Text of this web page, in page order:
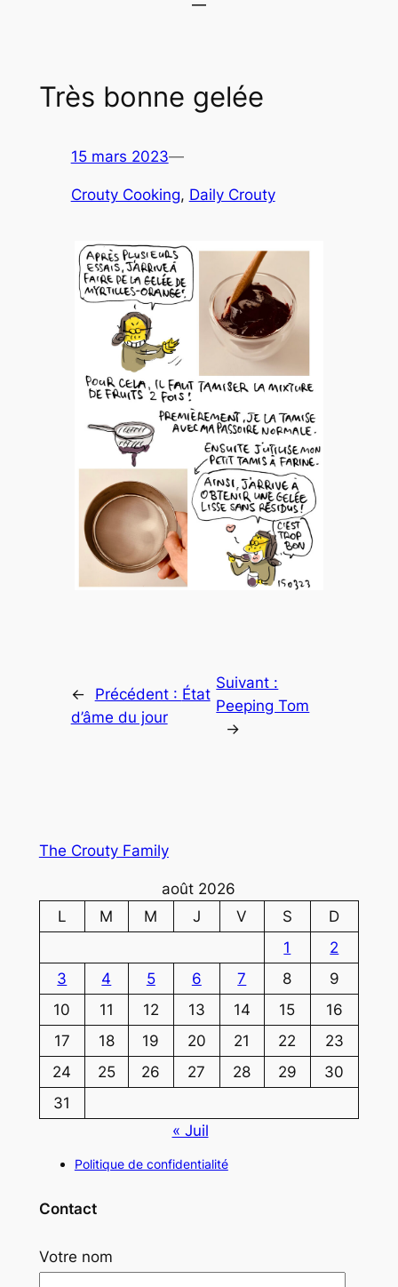
Très bonne gelée
15 mars 2023—
Crouty Cooking, Daily Crouty
← Précédent : État
d’âme du jour
Suivant :
Peeping Tom
→
The Crouty Family
août 2026
L
M M J V S
D
1
2
3
4 5 6 7 8
9
10
11 12 13 14 15
16
17
18 19 20 21 22
23
24
25 26 27 28 29
30
31
« Juil
Politique de confidentialité
Contact
Votre nom